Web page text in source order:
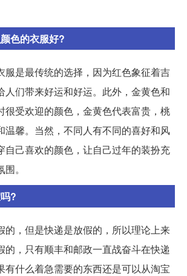
色的衣服好?
服是最传统的选择，因为红色象征着吉
人们带来好运和好运。此外，金黄色和
很受欢迎的颜色，金黄色代表富贵，桃
温馨。当然，不同人有不同的喜好和风
自己喜欢的颜色，让自己过年的装扮充
。
?
的，但是快递是放假的，所以理论上来
的，只有顺丰和邮政一直战奋斗在快递
有什么着急需要的东西还是可以从淘宝